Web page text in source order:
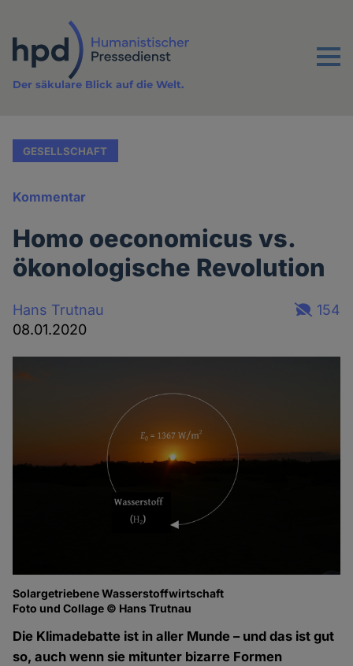
Inhalt
Menu
Der säkulare Blick auf die Welt.
GESELLSCHAFT
Kommentar
Homo oeconomicus vs.
ökonologische Revolution
Hans Trutnau
08.01.2020
154
Solargetriebene Wasserstoffwirtschaft
Foto und Collage © Hans Trutnau
Die Klimadebatte ist in aller Munde – und das ist gut
so, auch wenn sie mitunter bizarre Formen